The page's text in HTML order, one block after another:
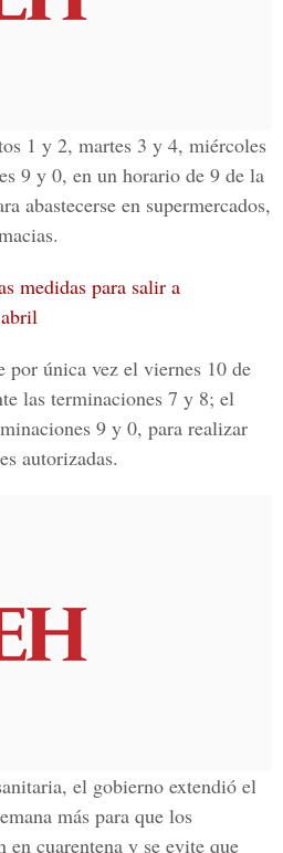
1 y 2, martes 3 y 4, miércoles
9 y 0, en un horario de 9 de la
abastecerse en supermercados,
medidas para salir a
por única vez el viernes 10 de
las terminaciones 7 y 8; el
9 y 0, para realizar
autorizadas.
el gobierno extendió el
más para que los
en cuarentena y se evite que